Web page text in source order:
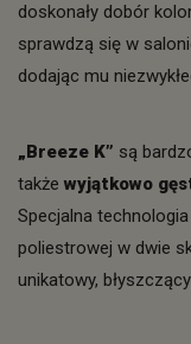
doskonały dobór
sprawdzą się w
dodając mu
„Breeze K” są
także wyjątkowo
Specjalna
poliestrowej w dwie
unikatowy,